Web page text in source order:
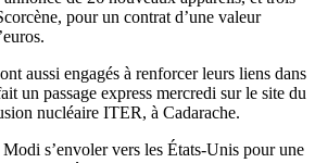
pour un contrat d’une valeur
aussi engagés à renforcer leurs liens dans
un passage express mercredi sur le site du
nucléaire ITER, à Cadarache.
s’envoler vers les États-Unis pour une